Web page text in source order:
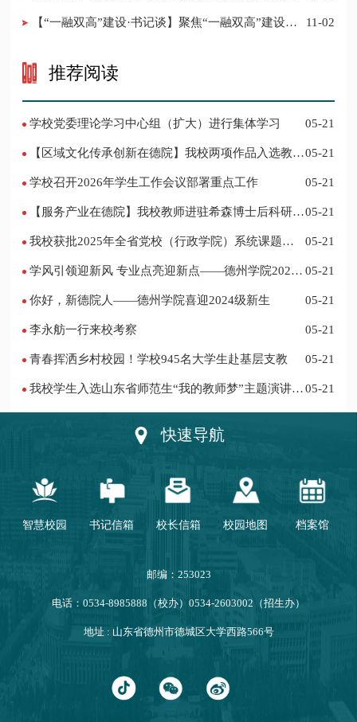
11-02
推荐阅读
学校党委理论学习中心组（扩大）进行集体学习 05-21
05-21
学校召开2026年学生工作会议部署重点工作 05-21
05-21
我校获批2025年全省党校（行政学院）系统课题立
05-21
学风引领迎新风 专业点亮迎新点——德州学院2024
05-21
你好，新德院人——德州学院喜迎2024级新生 05-21
李永舫一行来校考察 05-21
青春挥洒乡村校园！学校945名大学生赴基层支教 05-21
我校学生入选山东省师范生“我的教师梦”主题演讲活
05-21
快速导航
智慧校园 书记信箱 校长信箱 校园地图 档案馆
邮编：253023
电话：0534-8985888（校办）0534-2603002（招生办）
地址 : 山东省德州市德城区大学西路566号